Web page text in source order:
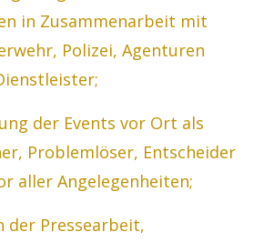
in Zusammenarbeit mit
Polizei, Agenturen
der Events vor Ort als
Problemlöser, Entscheider
aller Angelegenheiten;
der Pressearbeit,